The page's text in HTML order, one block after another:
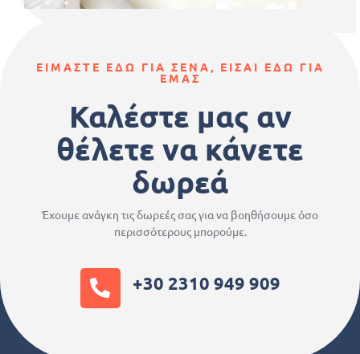
ΕΙΜΑΣΤΕ ΕΔΩ ΓΙΑ ΣΕΝΑ, ΕΙΣΑΙ ΕΔΩ ΓΙΑ
ΕΜΑΣ
Καλέστε μας αν
θέλετε να κάνετε
δωρεά
Έχουμε ανάγκη τις δωρεές σας για να βοηθήσουμε όσο
περισσότερους μπορούμε.
+30 2310 949 909